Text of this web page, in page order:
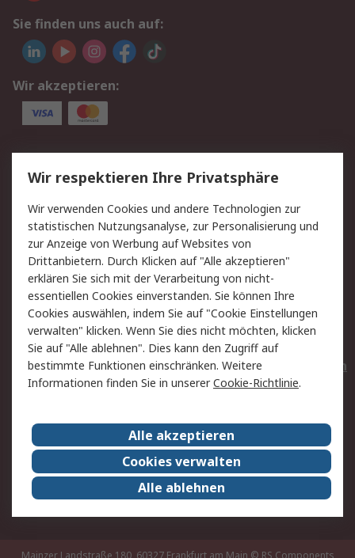
Sie finden uns auch auf:
Wir akzeptieren:
Service
Value Added Services
Lieferlösungen
Rücksendungen
Kontakt
Hilfe
Privatkunden
Rechtliches
AGB
Datenschutz
Cookie-Richtlinie
Zahlungsbedingungen
Copyright/Impressum
Entsorgung
Elektrogeräte/Batterien
RS weltweit
Karriere bei RS
Nachhaltigkeit
Qualität/Umwelt/ZertifikatePresse-Center
Event-Center
Wir respektieren Ihre Privatsphäre
Wir verwenden Cookies und andere Technologien zur
statistischen Nutzungsanalyse, zur Personalisierung und
zur Anzeige von Werbung auf Websites von
Drittanbietern. Durch Klicken auf "Alle akzeptieren"
erklären Sie sich mit der Verarbeitung von nicht-
essentiellen Cookies einverstanden. Sie können Ihre
Cookies auswählen, indem Sie auf "Cookie Einstellungen
verwalten" klicken. Wenn Sie dies nicht möchten, klicken
Sie auf "Alle ablehnen". Dies kann den Zugriff auf
bestimmte Funktionen einschränken. Weitere
Informationen finden Sie in unsererCookie-Richtlinie.
Alle akzeptieren
Cookies verwalten
Alle ablehnen